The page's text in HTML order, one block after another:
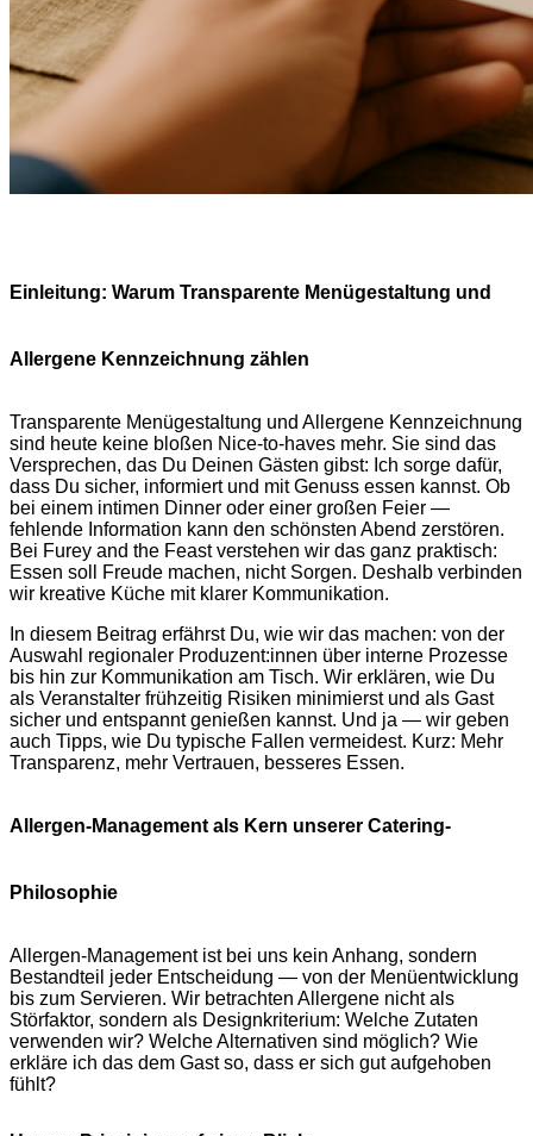
Einleitung: Warum Transparente Menügestaltung und
Allergene Kennzeichnung zählen
Transparente Menügestaltung und Allergene Kennzeichnung
sind heute keine bloßen Nice-to-haves mehr. Sie sind das
Versprechen, das Du Deinen Gästen gibst: Ich sorge dafür,
dass Du sicher, informiert und mit Genuss essen kannst. Ob
bei einem intimen Dinner oder einer großen Feier —
fehlende Information kann den schönsten Abend zerstören.
Bei Furey and the Feast verstehen wir das ganz praktisch:
Essen soll Freude machen, nicht Sorgen. Deshalb verbinden
wir kreative Küche mit klarer Kommunikation.
In diesem Beitrag erfährst Du, wie wir das machen: von der
Auswahl regionaler Produzent:innen über interne Prozesse
bis hin zur Kommunikation am Tisch. Wir erklären, wie Du
als Veranstalter frühzeitig Risiken minimierst und als Gast
sicher und entspannt genießen kannst. Und ja — wir geben
auch Tipps, wie Du typische Fallen vermeidest. Kurz: Mehr
Transparenz, mehr Vertrauen, besseres Essen.
Allergen-Management als Kern unserer Catering-
Philosophie
Allergen-Management ist bei uns kein Anhang, sondern
Bestandteil jeder Entscheidung — von der Menüentwicklung
bis zum Servieren. Wir betrachten Allergene nicht als
Störfaktor, sondern als Designkriterium: Welche Zutaten
verwenden wir? Welche Alternativen sind möglich? Wie
erkläre ich das dem Gast so, dass er sich gut aufgehoben
fühlt?